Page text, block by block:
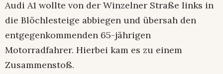
Audi A1 wollte von der Winzelner Straße links in
die Blöchlesteige abbiegen und übersah den
entgegenkommenden 65-jährigen
Motorradfahrer. Hierbei kam es zu einem
Zusammenstoß.